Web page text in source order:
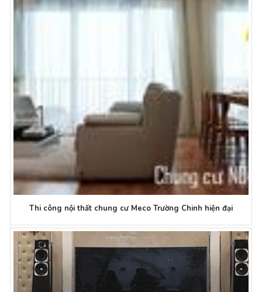
Thi công nội thất chung cư Meco Trường Chinh hiện đại